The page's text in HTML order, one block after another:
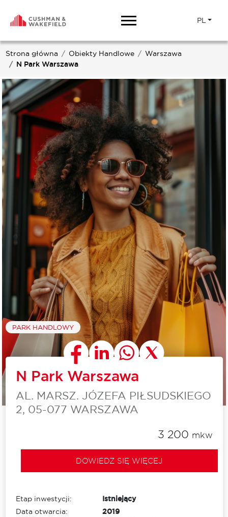
PL
Strona główna Obiekty Handlowe
Warszawa
N Park Warszawa
PARK HANDLOWY
N Park Warszawa
AL. MARSZ. JÓZEFA PIŁSUDSKIEGO
2, 05-077 WARSZAWA
3 200 mkw
DOWIEDZ SIĘ WIĘCEJ
Etap inwestycji:
Istniejący
Data otwarcia:
2019